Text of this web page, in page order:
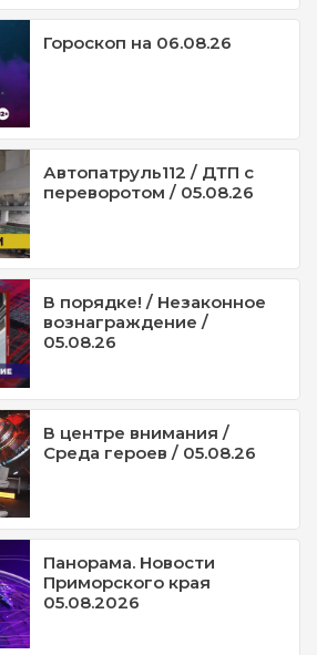
Гороскоп на 06.08.26
Автопатруль112 / ДТП с
переворотом / 05.08.26
В порядке! / Незаконное
вознаграждение /
05.08.26
В центре внимания /
Среда героев / 05.08.26
Панорама. Новости
Приморского края
05.08.2026